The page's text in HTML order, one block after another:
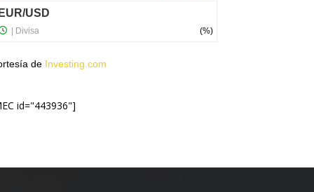
de Investing.com
id="443936"]